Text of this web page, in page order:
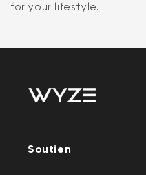
for your lifestyle.
Soutien